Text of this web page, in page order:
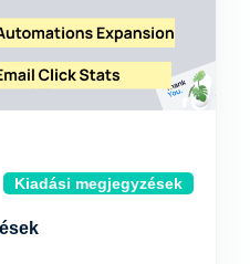
Kiadási megjegyzések